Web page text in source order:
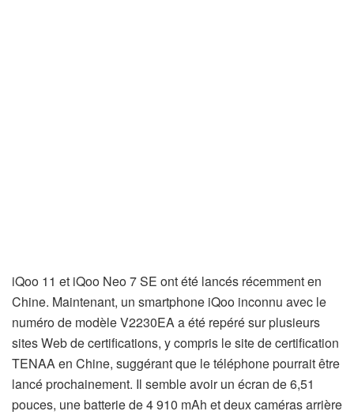
iQoo 11 et iQoo Neo 7 SE ont été lancés récemment en
Chine. Maintenant, un smartphone iQoo inconnu avec le
numéro de modèle V2230EA a été repéré sur plusieurs
sites Web de certifications, y compris le site de certification
TENAA en Chine, suggérant que le téléphone pourrait être
lancé prochainement. Il semble avoir un écran de 6,51
pouces, une batterie de 4 910 mAh et deux caméras arrière